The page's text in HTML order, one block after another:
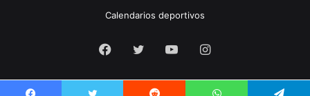
Calendarios deportivos
Facebook
Twitter YouTubeInstagram